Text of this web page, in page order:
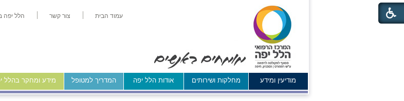
עמוד הבית צור קשר הלל יפה
מודיעין ומידע מחלקות ושירותים אודות הלל יפה המדריך למטופל מידע ומחקר בהלל